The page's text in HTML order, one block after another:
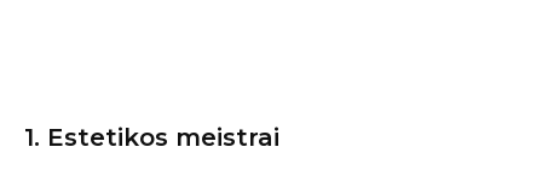
1. Estetikos meistrai